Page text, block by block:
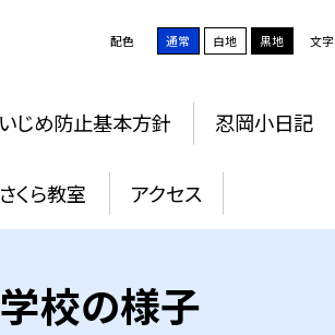
配色 通常 白地 黒地 文字
いじめ防止基本方針 忍岡小日記
さくら教室 アクセス
学校の様子